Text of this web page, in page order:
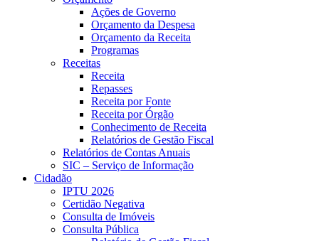
Ações de Governo
Orçamento da Despesa
Orçamento da Receita
Programas
Receitas
Receita
Repasses
Receita por Fonte
Receita por Órgão
Conhecimento de Receita
Relatórios de Gestão Fiscal
Relatórios de Contas Anuais
SIC – Serviço de Informação
Cidadão
IPTU 2026
Certidão Negativa
Consulta de Imóveis
Consulta Pública